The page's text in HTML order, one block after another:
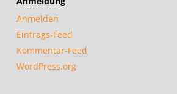
Anmelden
Eintrags-Feed
Kommentar-Feed
WordPress.org